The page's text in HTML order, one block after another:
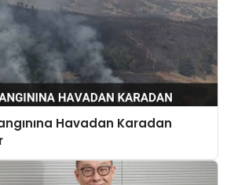
Havadan Karadan